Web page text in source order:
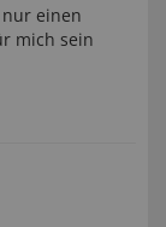
einen
mich sein